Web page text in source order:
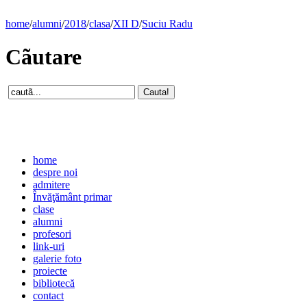
home/alumni/2018/clasa/XII D/Suciu Radu
Cãutare
home
despre noi
admitere
Învăţământ primar
clase
alumni
profesori
link-uri
galerie foto
proiecte
bibliotecă
contact